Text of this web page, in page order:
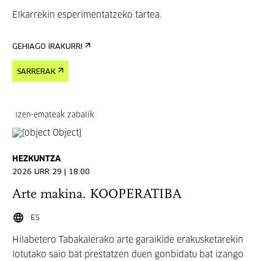
Elkarrekin esperimentatzeko tartea.
GEHIAGO IRAKURRI
SARRERAK
Izen-emateak zabalik
HEZKUNTZA
2026 URR 29 | 18:00
Arte makina. KOOPERATIBA
ES
Hilabetero Tabakalerako arte garaikide erakusketarekin
lotutako saio bat prestatzen duen gonbidatu bat izango